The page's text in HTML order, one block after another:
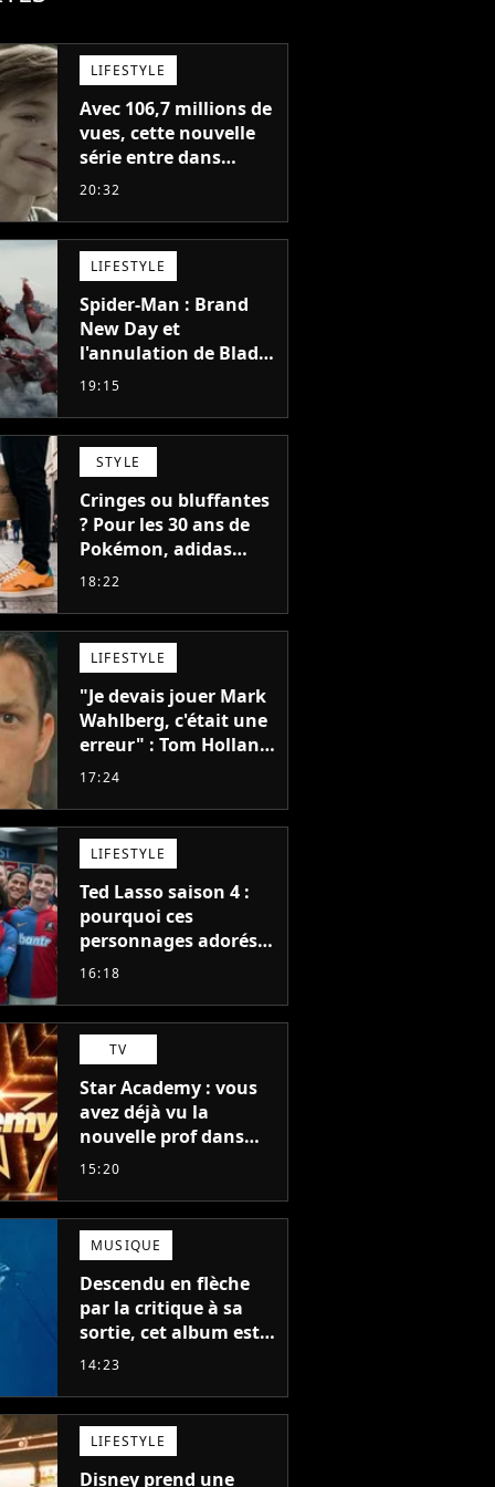
LIFESTYLE
Avec 106,7 millions de
vues, cette nouvelle
série entre dans
l'histoire de Netflix en
20:32
LIFESTYLE
Spider-Man : Brand
New Day et
l'annulation de Blade
montrent que Marvel
faire quoi que ce soit
de simple
19:15
STYLE
Cringes ou bluffantes
? Pour les 30 ans de
Pokémon, adidas
dévoile une énorme
et je ne sais pas quoi
en penser
18:22
LIFESTYLE
"Je devais jouer Mark
Wahlberg, c'était une
erreur" : Tom Holland,
la star de Spider-Man,
blockbuster
17:24
LIFESTYLE
Ted Lasso saison 4 :
pourquoi ces
personnages adorés
des fans ne sont pas
16:18
TV
Star Academy : vous
avez déjà vu la
nouvelle prof dans
The Voice et aux
15:20
MUSIQUE
Descendu en flèche
par la critique à sa
sortie, cet album est
en train de devenir le
auteur
14:23
LIFESTYLE
Disney prend une